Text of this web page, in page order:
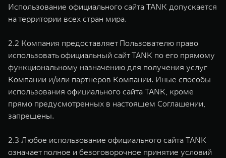
Использование официального сайта TANK допускается
на территории всех стран мира.
2.2 Компания предоставляет Пользователю право
использовать официальный сайт TANK по его прямому
функциональному назначению для получения услуг
Компании и/или партнеров Компании. Иные способы
использования официального сайта TANK, кроме
прямо предусмотренных в настоящем Соглашении,
запрещены.
2.3 Любое использование официального сайта TANK
означает полное и безоговорочное принятие условий